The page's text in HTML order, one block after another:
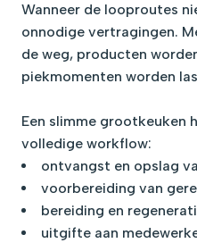
Wanneer de looproutes
onnodige vertragingen.
de weg, producten
piekmomenten worden
Een slimme grootkeuken
volledige workflow:
ontvangst en opslag
voorbereiding van
bereiding en
uitgifte aan